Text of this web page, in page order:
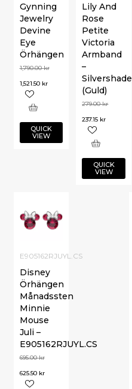
Gynning
Jewelry
Devine
Eye
Örhängen
1,790.00kr
1,521.50 kr
QUICK
VIEW
Lily And
Rose
Petite
Victoria
Armband
–
Silvershade
(Guld)
279.00kr
237.15 kr
QUICK
VIEW
E905162RJUYL.CS
Disney
Örhängen
Månadssten
Minnie
Mouse
Juli –
E905162RJUYL.CS
695.00kr
625.50 kr